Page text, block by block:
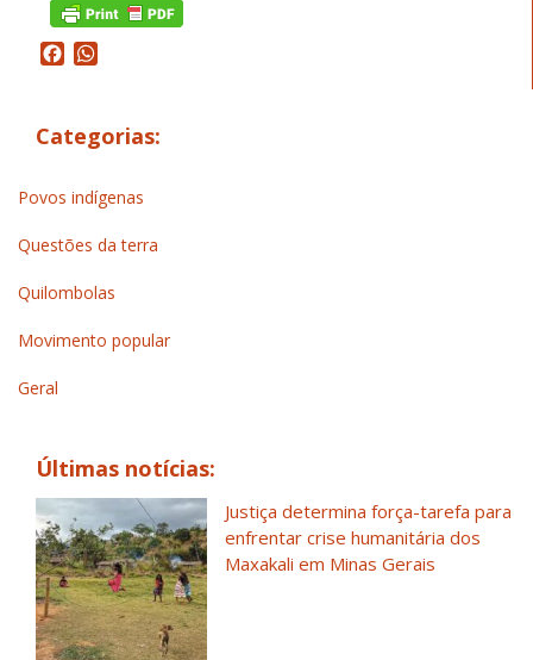
Facebook
Categorias:
Povos indígenas
Questões da terra
Quilombolas
Movimento popular
Geral
Últimas notícias:
Justiça determina força-tarefa para
enfrentar crise humanitária dos
Maxakali em Minas Gerais